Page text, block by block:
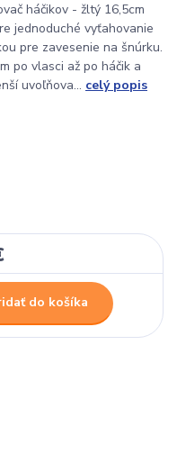
háčikov - žltý 16,5cm
jednoduché vyťahovanie
pre zavesenie na šnúrku.
po vlasci až po háčik a
uvoľňova... celý popis
do košíka